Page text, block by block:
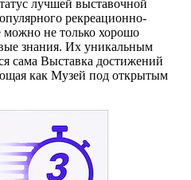
лучшей выставочной
рекреационно-
можно не только хорошо
знания. Их уникальным
сама Выставка достижений
как Музей под открытым